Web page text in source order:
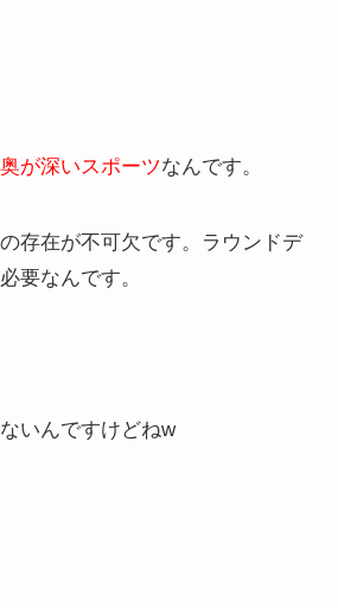
奥が深いスポーツなんです。
の存在が不可欠です。ラウンドデ
要なんです。
いんですけどねw